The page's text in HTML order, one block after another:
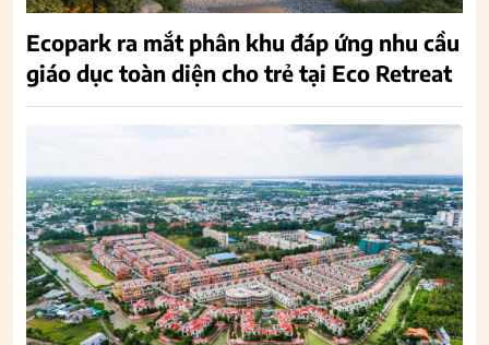
Ecopark ra mắt phân khu đáp ứng nhu cầu
giáo dục toàn diện cho trẻ tại Eco Retreat